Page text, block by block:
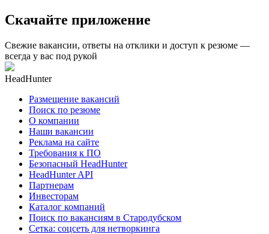
Скачайте приложение
Свежие вакансии, ответы на отклики и доступ к резюме —
всегда у вас под рукой
HeadHunter
Размещение вакансий
Поиск по резюме
О компании
Наши вакансии
Реклама на сайте
Требования к ПО
Безопасный HeadHunter
HeadHunter API
Партнерам
Инвесторам
Каталог компаний
Поиск по вакансиям в Стародубском
Сетка: соцсеть для нетворкинга